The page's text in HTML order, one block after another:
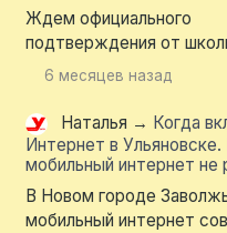
Ждем официального
подтверждения от
6 месяцев назад
Наталья → Когда
Интернет в
мобильный интернет не
В Новом городе
мобильный интернет